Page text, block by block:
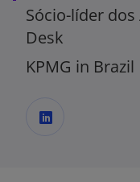
Sócio-líder
Desk
KPMG in Brazil